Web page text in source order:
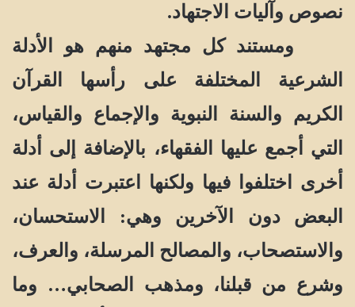
نصوص وآليات الاجتهاد.
ومستند كل مجتهد منهم هو الأدلة
الشرعية المختلفة على رأسها القرآن
الكريم والسنة النبوية والإجماع والقياس،
التي أجمع عليها الفقهاء، بالإضافة إلى أدلة
أخرى اختلفوا فيها ولكنها اعتبرت أدلة عند
البعض دون الآخرين وهي: الاستحسان،
والاستصحاب، والمصالح المرسلة، والعرف،
وشرع من قبلنا، ومذهب الصحابي… وما